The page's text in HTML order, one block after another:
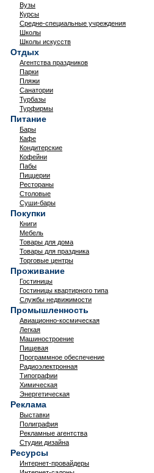
Вузы
Курсы
Средне-специальные учреждения
Школы
Школы искусств
Отдых
Агентства праздников
Парки
Пляжи
Санатории
Турбазы
Турфирмы
Питание
Бары
Кафе
Кондитерские
Кофейни
Пабы
Пиццерии
Рестораны
Столовые
Суши-бары
Покупки
Книги
Мебель
Товары для дома
Товары для праздника
Торговые центры
Проживание
Гостиницы
Гостиницы квартирного типа
Службы недвижимости
Промышленность
Авиационно-космическая
Легкая
Машиностроение
Пищевая
Программное обеспечение
Радиоэлектронная
Типографии
Химическая
Энергетическая
Реклама
Выставки
Полиграфия
Рекламные агентства
Студии дизайна
Ресурсы
Интернет-провайдеры